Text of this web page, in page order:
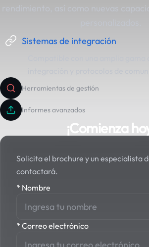
Sistemas de integración
Herramientas de gestión
Informes avanzados
¡Comienza
Solicita el brochure y un especialista
contactará.
* Nombre
* Correo electrónico